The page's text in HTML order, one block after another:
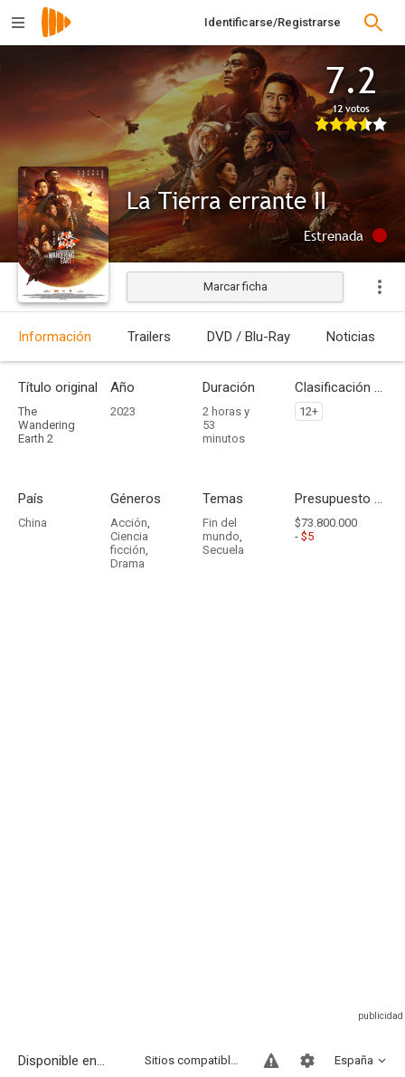
Identificarse/Registrarse
7.2
12 votos
La Tierra errante II
Estrenada
Marcar ficha
Información Trailers DVD / Blu-Ray Noticias
Título original
The
Wandering
Earth 2
Año
2023
Duración
2 horas y
53
minutos
Clasificación por edades
12+
País
China
Géneros
Acción,
Ciencia
ficción,
Drama
Temas
Fin del
mundo,
Secuela
Presupuesto - Ingresos
$73.800.000
- $5
Disponible en... España
Sitios compatibles